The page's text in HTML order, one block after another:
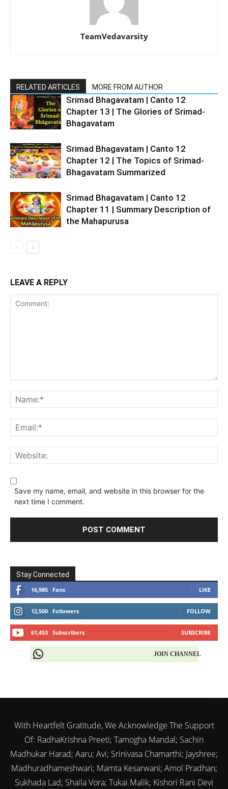
TeamVedavarsity
RELATED ARTICLES MORE FROM AUTHOR
Srimad Bhagavatam | Canto 12
Chapter 13 | The Glories of Srimad-
Bhagavatam
Srimad Bhagavatam | Canto 12
Chapter 12 | The Topics of Srimad-
Bhagavatam Summarized
Srimad Bhagavatam | Canto 12
Chapter 11 | Summary Description of
the Mahapurusa
LEAVE A REPLY
Save my name, email, and website in this browser for the
next time I comment.
Stay Connected
16,985 Fans LIKE
12,500 Followers FOLLOW
61,453 Subscribers SUBSCRIBE
JOIN CHANNEL
With Heartfelt Gratitude, We Acknowledge The Support
Of: RadhaKrishna Preeti; Tamogha Mandal; Sachin
Madhukar Harad; Aaru; Avi; Srinivasa Chamarthi; Jayshree;
Madhuradhameshwari; Mamta Kesarwani; Amol Pradhan;
Sukhada Lad; Shaila Vora; Tukai Malik; Kishori Rani Devi